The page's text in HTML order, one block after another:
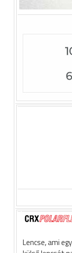
Lencse, ami